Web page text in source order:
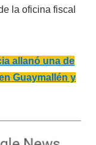
la oficina fiscal
allanó una de
Guaymallén y